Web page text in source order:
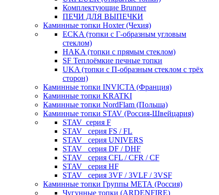
Комплектующие Brunner
ПЕЧИ ДЛЯ ВЫПЕЧКИ
Каминные топки Hoxter (Чехия)
ECKA (топки с Г-образным угловым
стеклом)
HAKA (топки с прямым стеклом)
SF Теплоёмкие печные топки
UKA (топки с П-образным стеклом с трёх
сторон)
Каминные топки INVICTA (Франция)
Каминные топки KRATKI
Каминные топки NordFlam (Польша)
Каминные топки STAV (Россия-Швейцария)
STAV_серия F
STAV_ серия FS / FL
STAV_ серия UNIVERS
STAV_ серия DF / DHF
STAV_ серия CFL / CFR / CF
STAV_ серия HF
STAV_ серия 3VF / 3VLF / 3VSF
Каминные топки Группы МЕТА (Россия)
Чугунные топки (ARDENFIRE)